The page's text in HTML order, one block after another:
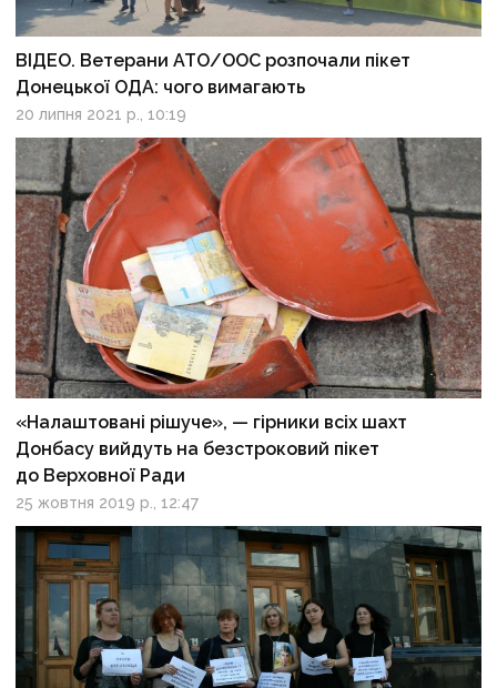
ВІДЕО. Ветерани АТО/ООС розпочали пікет
Донецької ОДА: чого вимагають
20 липня 2021 р., 10:19
«Налаштовані рішуче», — гірники всіх шахт
Донбасу вийдуть на безстроковий пікет
до Верховної Ради
25 жовтня 2019 р., 12:47